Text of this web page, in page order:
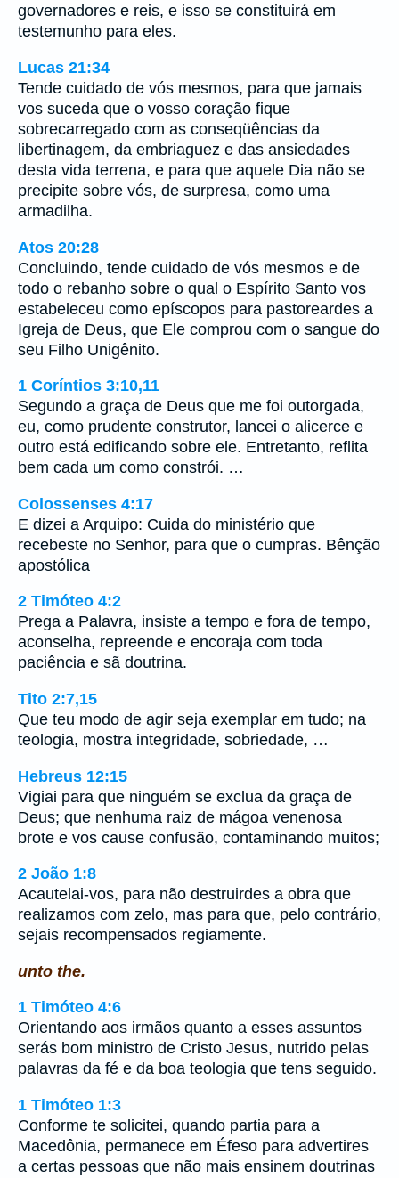
governadores e reis, e isso se constituirá em
testemunho para eles.
Lucas 21:34
Tende cuidado de vós mesmos, para que jamais
vos suceda que o vosso coração fique
sobrecarregado com as conseqüências da
libertinagem, da embriaguez e das ansiedades
desta vida terrena, e para que aquele Dia não se
precipite sobre vós, de surpresa, como uma
armadilha.
Atos 20:28
Concluindo, tende cuidado de vós mesmos e de
todo o rebanho sobre o qual o Espírito Santo vos
estabeleceu como epíscopos para pastoreardes a
Igreja de Deus, que Ele comprou com o sangue do
seu Filho Unigênito.
1 Coríntios 3:10,11
Segundo a graça de Deus que me foi outorgada,
eu, como prudente construtor, lancei o alicerce e
outro está edificando sobre ele. Entretanto, reflita
bem cada um como constrói. …
Colossenses 4:17
E dizei a Arquipo: Cuida do ministério que
recebeste no Senhor, para que o cumpras. Bênção
apostólica
2 Timóteo 4:2
Prega a Palavra, insiste a tempo e fora de tempo,
aconselha, repreende e encoraja com toda
paciência e sã doutrina.
Tito 2:7,15
Que teu modo de agir seja exemplar em tudo; na
teologia, mostra integridade, sobriedade, …
Hebreus 12:15
Vigiai para que ninguém se exclua da graça de
Deus; que nenhuma raiz de mágoa venenosa
brote e vos cause confusão, contaminando muitos;
2 João 1:8
Acautelai-vos, para não destruirdes a obra que
realizamos com zelo, mas para que, pelo contrário,
sejais recompensados regiamente.
unto the.
1 Timóteo 4:6
Orientando aos irmãos quanto a esses assuntos
serás bom ministro de Cristo Jesus, nutrido pelas
palavras da fé e da boa teologia que tens seguido.
1 Timóteo 1:3
Conforme te solicitei, quando partia para a
Macedônia, permanece em Éfeso para advertires
a certas pessoas que não mais ensinem doutrinas